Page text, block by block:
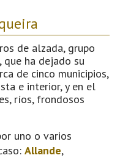
de alzada, grupo
ha dejado su
de cinco municipios,
e interior, y en el
ríos, frondosos
uno o varios
Allande,